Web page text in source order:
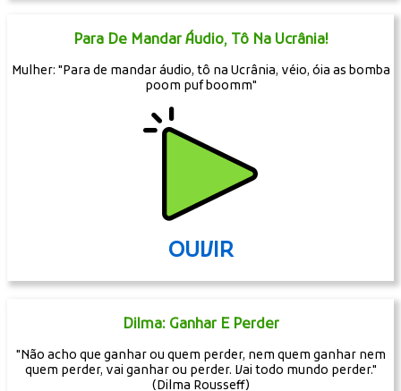
Para De Mandar Áudio, Tô Na Ucrânia!
Mulher: "Para de mandar áudio, tô na Ucrânia, véio, óia as bomba
poom puf boomm"
OUVIR
Dilma: Ganhar E Perder
"Não acho que ganhar ou quem perder, nem quem ganhar nem
quem perder, vai ganhar ou perder. Vai todo mundo perder."
(Dilma Rousseff)